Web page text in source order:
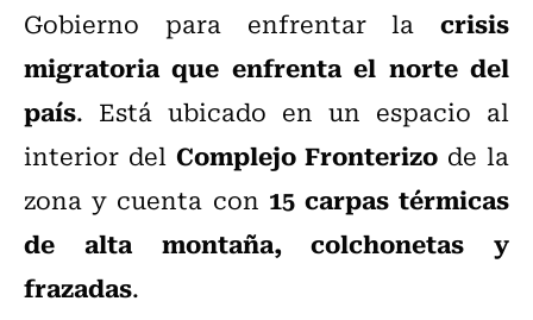
Gobierno para enfrentar la crisis
migratoria que enfrenta el norte del
país. Está ubicado en un espacio al
interior del Complejo Fronterizo de la
zona y cuenta con 15 carpas térmicas
de alta montaña, colchonetas y
frazadas.